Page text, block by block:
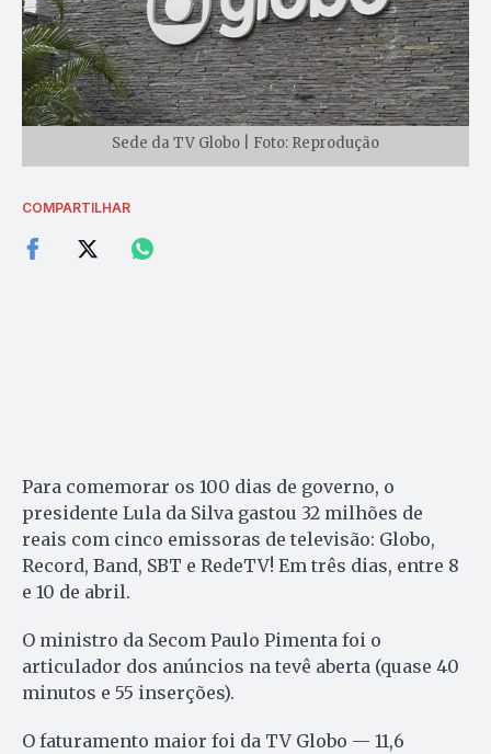
Sede da TV Globo | Foto: Reprodução
COMPARTILHAR
Para comemorar os 100 dias de governo, o
presidente Lula da Silva gastou 32 milhões de
reais com cinco emissoras de televisão: Globo,
Record, Band, SBT e RedeTV! Em três dias, entre 8
e 10 de abril.
O ministro da Secom Paulo Pimenta foi o
articulador dos anúncios na tevê aberta (quase 40
minutos e 55 inserções).
O faturamento maior foi da TV Globo — 11,6